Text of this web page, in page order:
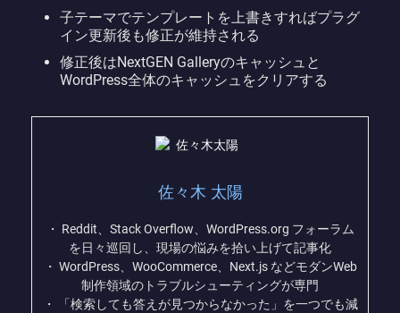
子テーマでテンプレートを上書きすればプラグ
イン更新後も修正が維持される
修正後はNextGEN Galleryのキャッシュと
WordPress全体のキャッシュをクリアする
佐々木 太陽
・ Reddit、Stack Overflow、WordPress.org フォーラム
を日々巡回し、現場の悩みを拾い上げて記事化
・ WordPress、WooCommerce、Next.js などモダンWeb
制作領域のトラブルシューティングが専門
・ 「検索しても答えが見つからなかった」を一つでも減